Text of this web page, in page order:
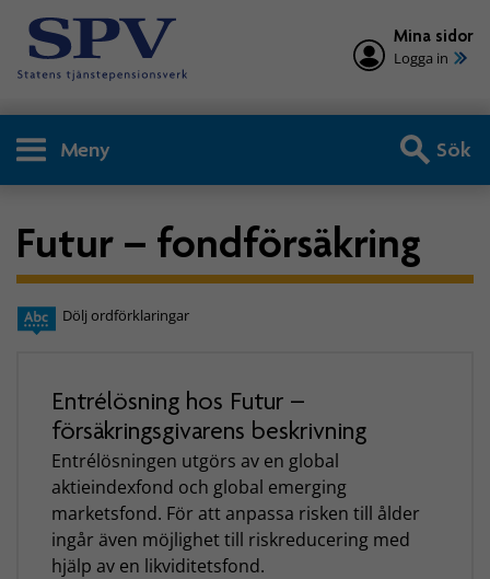
Mina sidor
Logga in
Meny Sök
Futur – fondförsäkring
Dölj ordförklaringar
Entrélösning hos Futur –
försäkringsgivarens beskrivning
Entrélösningen utgörs av en global
aktieindexfond och global emerging
marketsfond. För att anpassa risken till ålder
ingår även möjlighet till riskreducering med
hjälp av en likviditetsfond.